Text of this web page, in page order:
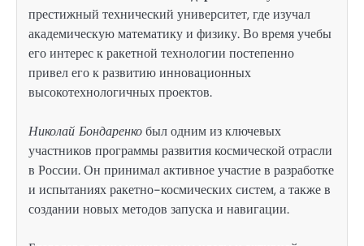
престижный технический университет, где изучал
академическую математику и физику. Во время учебы
его интерес к ракетной технологии постепенно
привел его к развитию инновационных
высокотехнологичных проектов.
Николай Бондаренкобыл одним из ключевых
участников программы развития космической отрасли
в России. Он принимал активное участие в разработке
и испытаниях ракетно-космических систем, а также в
создании новых методов запуска и навигации.